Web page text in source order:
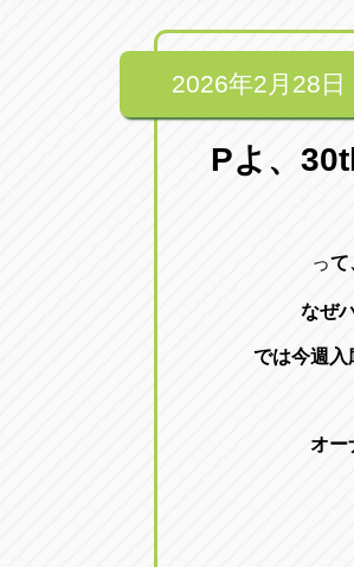
アップル春日井店
トラック市四日市店
2026年2月28日
Pよ、
って
なぜ
では今週入
オー